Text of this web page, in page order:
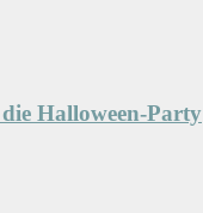
Halloween-Party